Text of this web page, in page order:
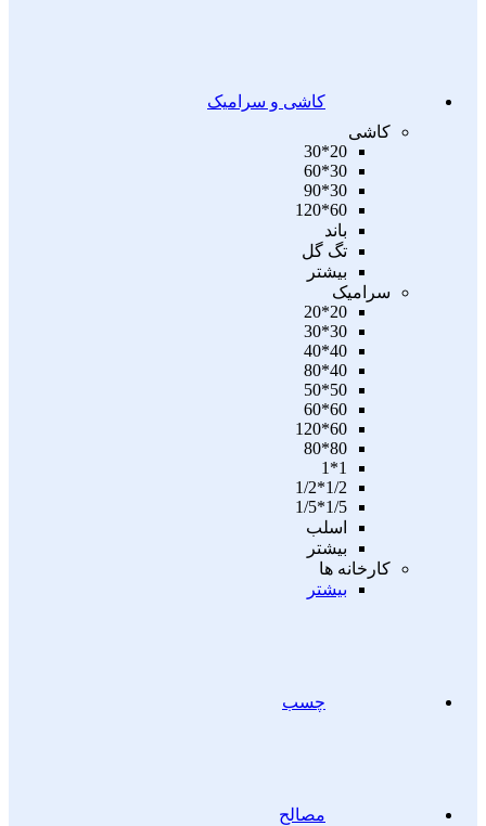
کاشی و سرامیک
کاشی
20*30
30*60
30*90
60*120
باند
تگ گل
بیشتر
سرامیک
20*20
30*30
40*40
40*80
50*50
60*60
60*120
80*80
1*1
1/2*1/2
1/5*1/5
اسلب
بیشتر
کارخانه ها
بیشتر
چسب
مصالح